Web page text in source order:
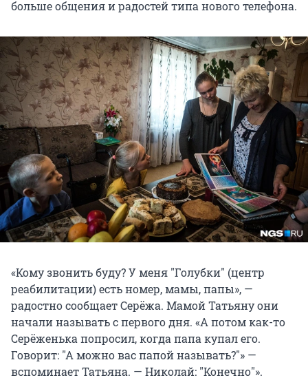
больше общения и радостей типа нового телефона.
«Кому звонить буду? У меня "Голубки" (центр
реабилитации) есть номер, мамы, папы», —
радостно сообщает Серёжа. Мамой Татьяну они
начали называть с первого дня. «А потом как-то
Серёженька попросил, когда папа купал его.
Говорит: "А можно вас папой называть?"» —
вспоминает Татьяна. — Николай: "Конечно"».